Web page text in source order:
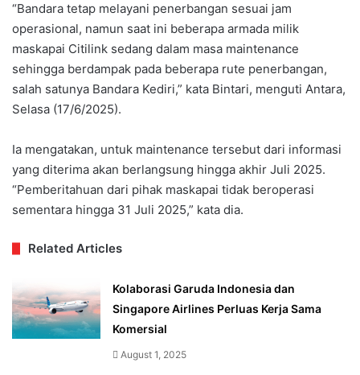
“Bandara tetap melayani penerbangan sesuai jam
operasional, namun saat ini beberapa armada milik
maskapai Citilink sedang dalam masa maintenance
sehingga berdampak pada beberapa rute penerbangan,
salah satunya Bandara Kediri,” kata Bintari, menguti Antara,
Selasa (17/6/2025).
Ia mengatakan, untuk maintenance tersebut dari informasi
yang diterima akan berlangsung hingga akhir Juli 2025.
“Pemberitahuan dari pihak maskapai tidak beroperasi
sementara hingga 31 Juli 2025,” kata dia.
Related Articles
Kolaborasi Garuda Indonesia dan
Singapore Airlines Perluas Kerja Sama
Komersial
August 1, 2025